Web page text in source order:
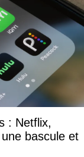
: Netflix,
bascule et